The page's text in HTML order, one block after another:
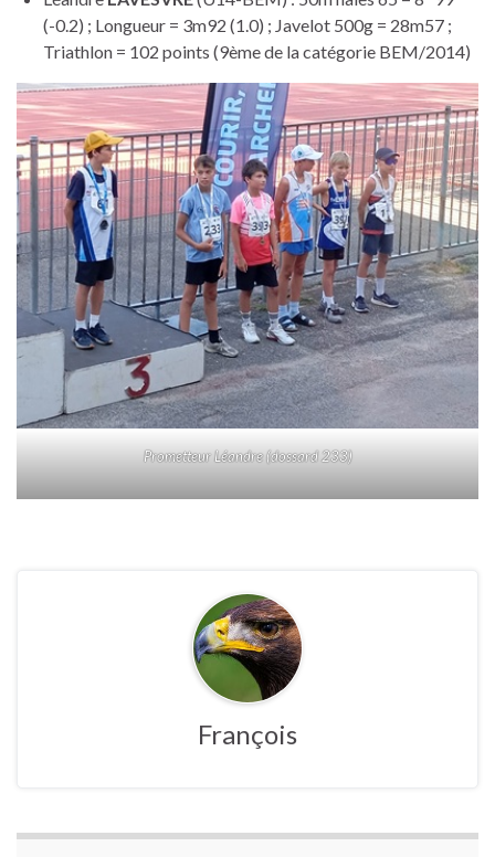
(-0.2) ; Longueur = 3m92 (1.0) ; Javelot 500g = 28m57 ;
Triathlon = 102 points (9ème de la catégorie BEM/2014)
Prometteur Léandre (dossard 233)
François